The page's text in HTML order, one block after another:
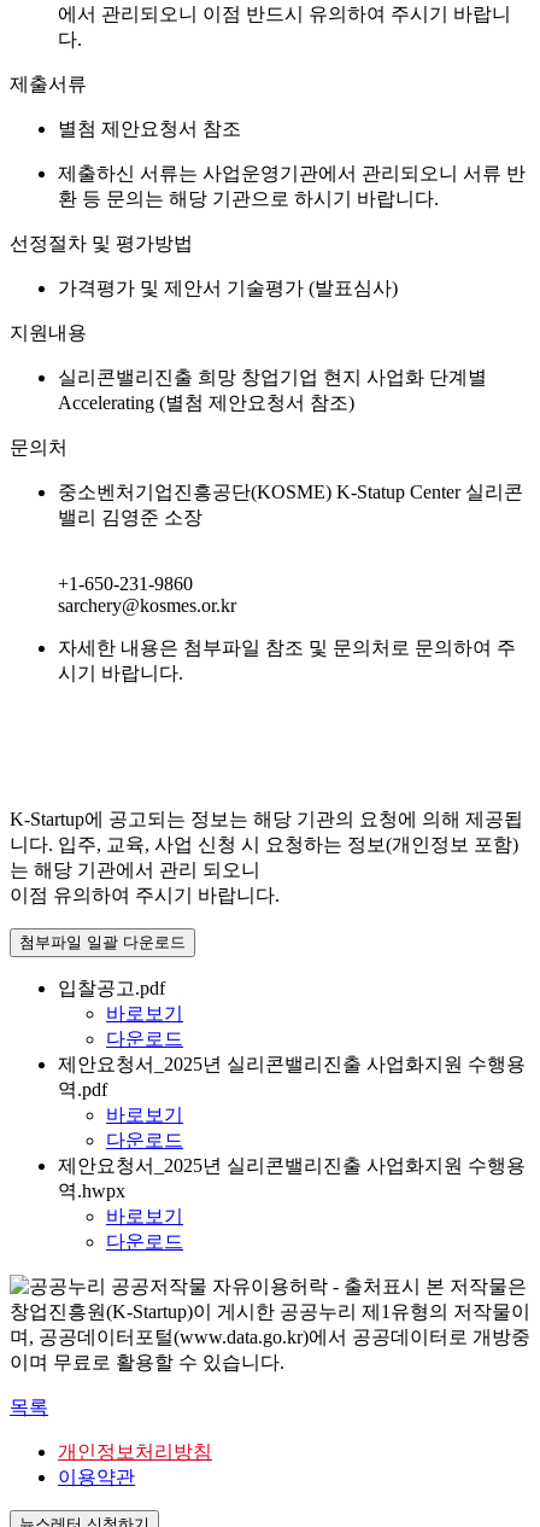
에서 관리되오니 이점 반드시 유의하여 주시기 바랍니
다.
제출서류
별첨 제안요청서 참조
제출하신 서류는 사업운영기관에서 관리되오니 서류 반
환 등 문의는 해당 기관으로 하시기 바랍니다.
선정절차 및 평가방법
가격평가 및 제안서 기술평가 (발표심사)
지원내용
실리콘밸리진출 희망 창업기업 현지 사업화 단계별
Accelerating (별첨 제안요청서 참조)
문의처
중소벤처기업진흥공단(KOSME) K-Statup Center 실리콘
밸리 김영준 소장
+1-650-231-9860
sarchery@kosmes.or.kr
자세한 내용은 첨부파일 참조 및 문의처로 문의하여 주
시기 바랍니다.
K-Startup에 공고되는 정보는 해당 기관의 요청에 의해 제공됩
니다. 입주, 교육, 사업 신청 시 요청하는 정보(개인정보 포함)
는 해당 기관에서 관리 되오니
이점 유의하여 주시기 바랍니다.
첨부파일 일괄 다운로드
입찰공고.pdf
바로보기
다운로드
제안요청서_2025년 실리콘밸리진출 사업화지원 수행용
역.pdf
바로보기
다운로드
제안요청서_2025년 실리콘밸리진출 사업화지원 수행용
역.hwpx
바로보기
다운로드
본 저작물은
창업진흥원(K-Startup)이 게시한 공공누리 제1유형의 저작물이
며, 공공데이터포털(www.data.go.kr)에서 공공데이터로 개방중
이며 무료로 활용할 수 있습니다.
목록
개인정보처리방침
이용약관